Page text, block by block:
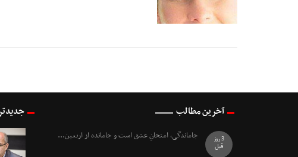
آخرین مطالب
جاماندگی، امتحانِ عشق است و جامانده از اربعین...
3 روز
قبل